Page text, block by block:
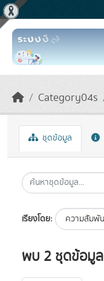
Skip to main content
Category04s
ชุดข้อมูล
เรียงโดย
พบ 2 ชุดข้อมูล